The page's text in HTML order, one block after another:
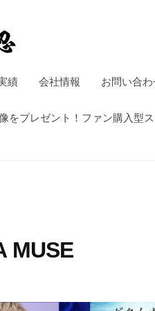
績 会社情報 お問い合わ
をプレゼント！ファン購入型
MUSE